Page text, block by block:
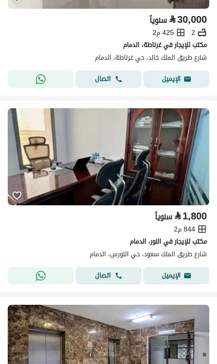
⃁30,000 سنوياً
2
425 م2
مكتب للإيجار في غرناطة، الدمام
شارع طريق الملك خالد، حي غرناطة، الدمام
الإيميل
اتصال
⃁1,800 سنوياً
844 م2
مكتب للإيجار في النور، الدمام
شارع طريق الملك سعود، حي النورس، الدمام
الإيميل
اتصال